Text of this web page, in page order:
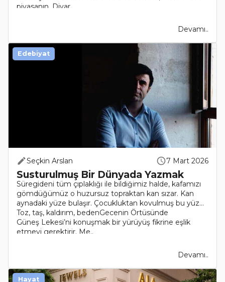
piyasanın, Diyar..
Devamı..
Seçkin Arslan 7 Mart 2026
Susturulmuş Bir Dünyada Yazmak
Süregideni tüm çıplaklığı ile bildiğimiz halde, kafamızı
gömdüğümüz o huzursuz topraktan kan sızar. Kan
aynadaki yüze bulaşır. Çocukluktan kovulmuş bu yüz…
Toz, taş, kaldırım, bedenGecenin Örtüsünde
Güneş Lekesi’ni konuşmak bir yürüyüş fikrine eşlik
etmeyi gerektirir. Me..
Devamı..
Edebiyat
Hayat